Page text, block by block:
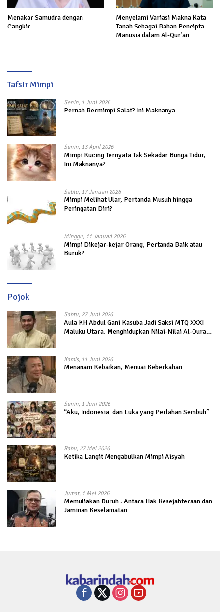
Menakar Samudra dengan
Cangkir
Menyelami Variasi Makna Kata
Tanah Sebagai Bahan Pencipta
Manusia dalam Al-Qur’an
Tafsir Mimpi
Senin, 1 Juni 2026
Pernah Bermimpi Salat? Ini Maknanya
Senin, 13 April 2026
Mimpi Kucing Ternyata Tak Sekadar Bunga Tidur,
Ini Maknanya?
Sabtu, 17 Januari 2026
Mimpi Melihat Ular, Pertanda Musuh hingga
Peringatan Diri?
Minggu, 11 Januari 2026
Mimpi Dikejar-kejar Orang, Pertanda Baik atau
Buruk?
Pojok
Sabtu, 27 Juni 2026
Aula KH Abdul Gani Kasuba Jadi Saksi MTQ XXXI
Maluku Utara, Menghidupkan Nilai-Nilai Al-Quran
Kamis, 11 Juni 2026
Menanam Kebaikan, Menuai Keberkahan
Senin, 1 Juni 2026
“Aku, Indonesia, dan Luka yang Perlahan Sembuh”
Rabu, 27 Mei 2026
Ketika Langit Mengabulkan Mimpi Aisyah
Jumat, 1 Mei 2026
Memuliakan Buruh : Antara Hak Kesejahteraan dan
Jaminan Keselamatan